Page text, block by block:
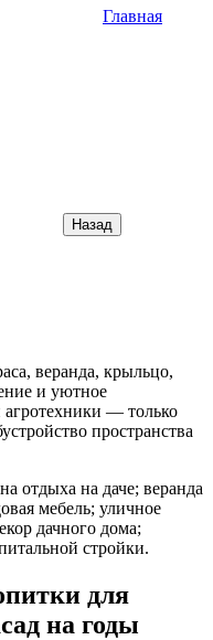
Главная
Назад
веранда, крыльцо,
и уютное
агротехники — только
пространства
отдыха на даче; веранда
мебель; уличное
дачного дома;
стройки.
для
на годы